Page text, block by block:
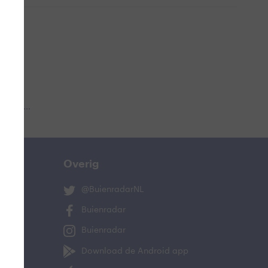
Overig
@BuienradarNL
Buienradar
Buienradar
Download de Android app